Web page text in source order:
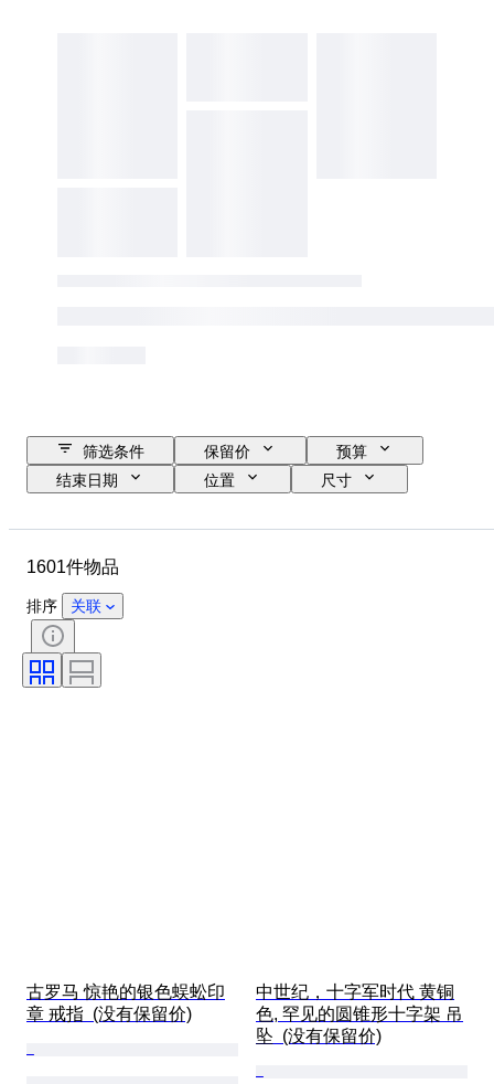
筛选条件 保留价
预算
结束日期
位置
尺寸
时期
款式
货币
Culture
原创作品／复制品
1601件物品
排序 关联
古罗马 惊艳的银色蜈蚣印
章 戒指  (没有保留价)
中世纪，十字军时代 黄铜
色, 罕见的圆锥形十字架 吊
坠  (没有保留价)